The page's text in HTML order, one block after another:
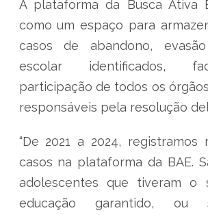
A plataforma da Busca Ativa
como um espaço para
casos de abandono,
escolar identificados,
participação de todos os
responsáveis pela resolução
“De 2021 a 2024, registramos
casos na plataforma da BAE.
adolescentes que tiveram o
educação garantido, ou